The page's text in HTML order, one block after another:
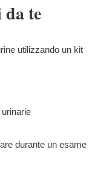
te
utilizzando un kit
durante un esame